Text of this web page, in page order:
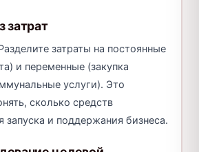
затрат
затраты на постоянные
и переменные (закупка
услуги). Это
сколько средств
запуска и поддержания бизнеса.